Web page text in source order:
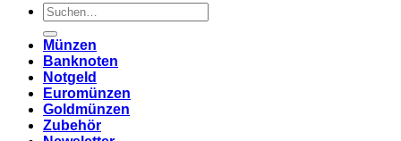
Suchen
nach:
Münzen
Banknoten
Notgeld
Euromünzen
Goldmünzen
Zubehör